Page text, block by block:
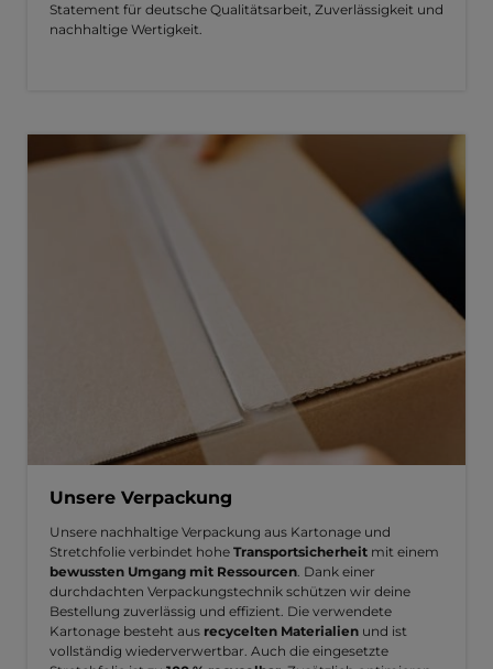
Statement für deutsche Qualitätsarbeit, Zuverlässigkeit und
nachhaltige Wertigkeit.
Unsere Verpackung
Unsere nachhaltige Verpackung aus Kartonage und
Stretchfolie verbindet hohe Transportsicherheit mit einem
bewussten Umgang mit Ressourcen . Dank einer
durchdachten Verpackungstechnik schützen wir deine
Bestellung zuverlässig und effizient. Die verwendete
Kartonage besteht aus recycelten Materialien und ist
vollständig wiederverwertbar. Auch die eingesetzte